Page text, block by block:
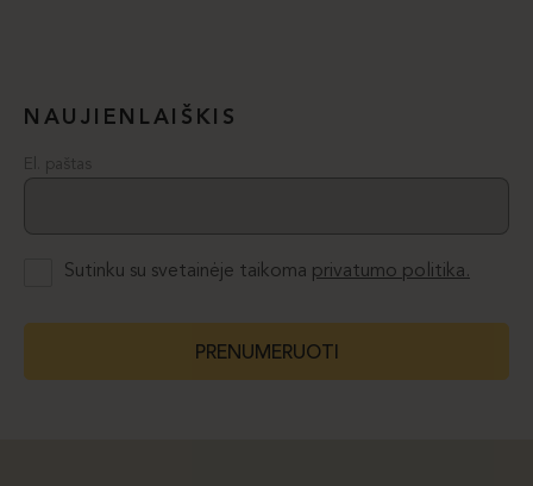
NAUJIENLAIŠKIS
El. paštas
Sutinku su svetainėje taikoma privatumo politika.
PRENUMERUOTI